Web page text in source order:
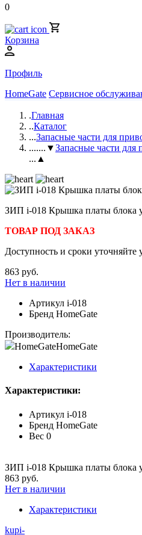
0
Корзина
Профиль
HomeGate Сервисное
.Главная
..Каталог
...Запасные части для
.......▼Запасные части для
...▲
ЗИП i-018 Крышка платы блока
ТОВАР ПОД ЗАКАЗ
Доступность и сроки уточняйте
863 руб.
Нет в наличии
Артикул i-018
Бренд HomeGate
Производитель:
HomeGateHomeGate
Характеристики
Характеристики:
Артикул i-018
Бренд HomeGate
Вес 0
ЗИП i-018 Крышка платы блока
863 руб.
Нет в наличии
Характеристики
kupi-